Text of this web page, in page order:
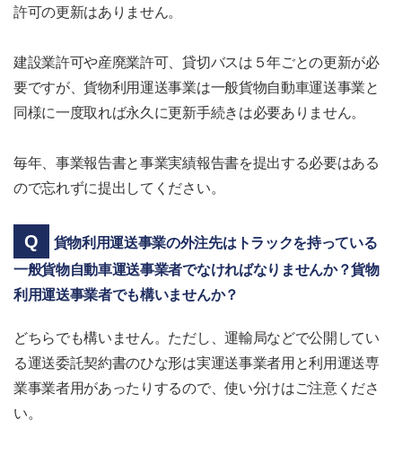
許可の更新はありません。
建設業許可や産廃業許可、貸切バスは５年ごとの更新が必
要ですが、貨物利用運送事業は一般貨物自動車運送事業と
同様に一度取れば永久に更新手続きは必要ありません。
毎年、事業報告書と事業実績報告書を提出する必要はある
ので忘れずに提出してください。
貨物利用運送事業の外注先はトラックを持っている
一般貨物自動車運送事業者でなければなりませんか？貨物
利用運送事業者でも構いませんか？
どちらでも構いません。ただし、運輸局などで公開してい
る運送委託契約書のひな形は実運送事業者用と利用運送専
業事業者用があったりするので、使い分けはご注意くださ
い。